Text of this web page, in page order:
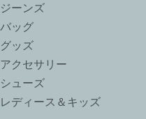
ジーンズ
バッグ
グッズ
アクセサリー
シューズ
レディース＆キッズ